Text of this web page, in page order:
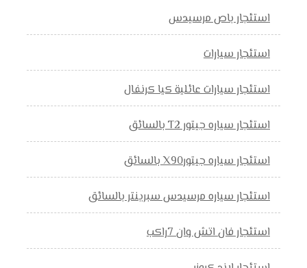
استئجار باص مرسيدس
استئجار سيارات
استئجار سيارات عائلية كيا كرنفال
استئجار سياره جيتور T2 بالسائق
استئجار سياره جيتورX90 بالسائق
استئجار سياره مرسيدس سبرينتر بالسائق
استئجار فان اتش وان 7راكب